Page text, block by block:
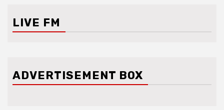
LIVE FM
ADVERTISEMENT BOX